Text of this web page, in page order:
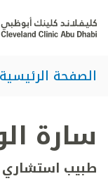
الصفحة الرئيسية
سارة
طبيب استشاري